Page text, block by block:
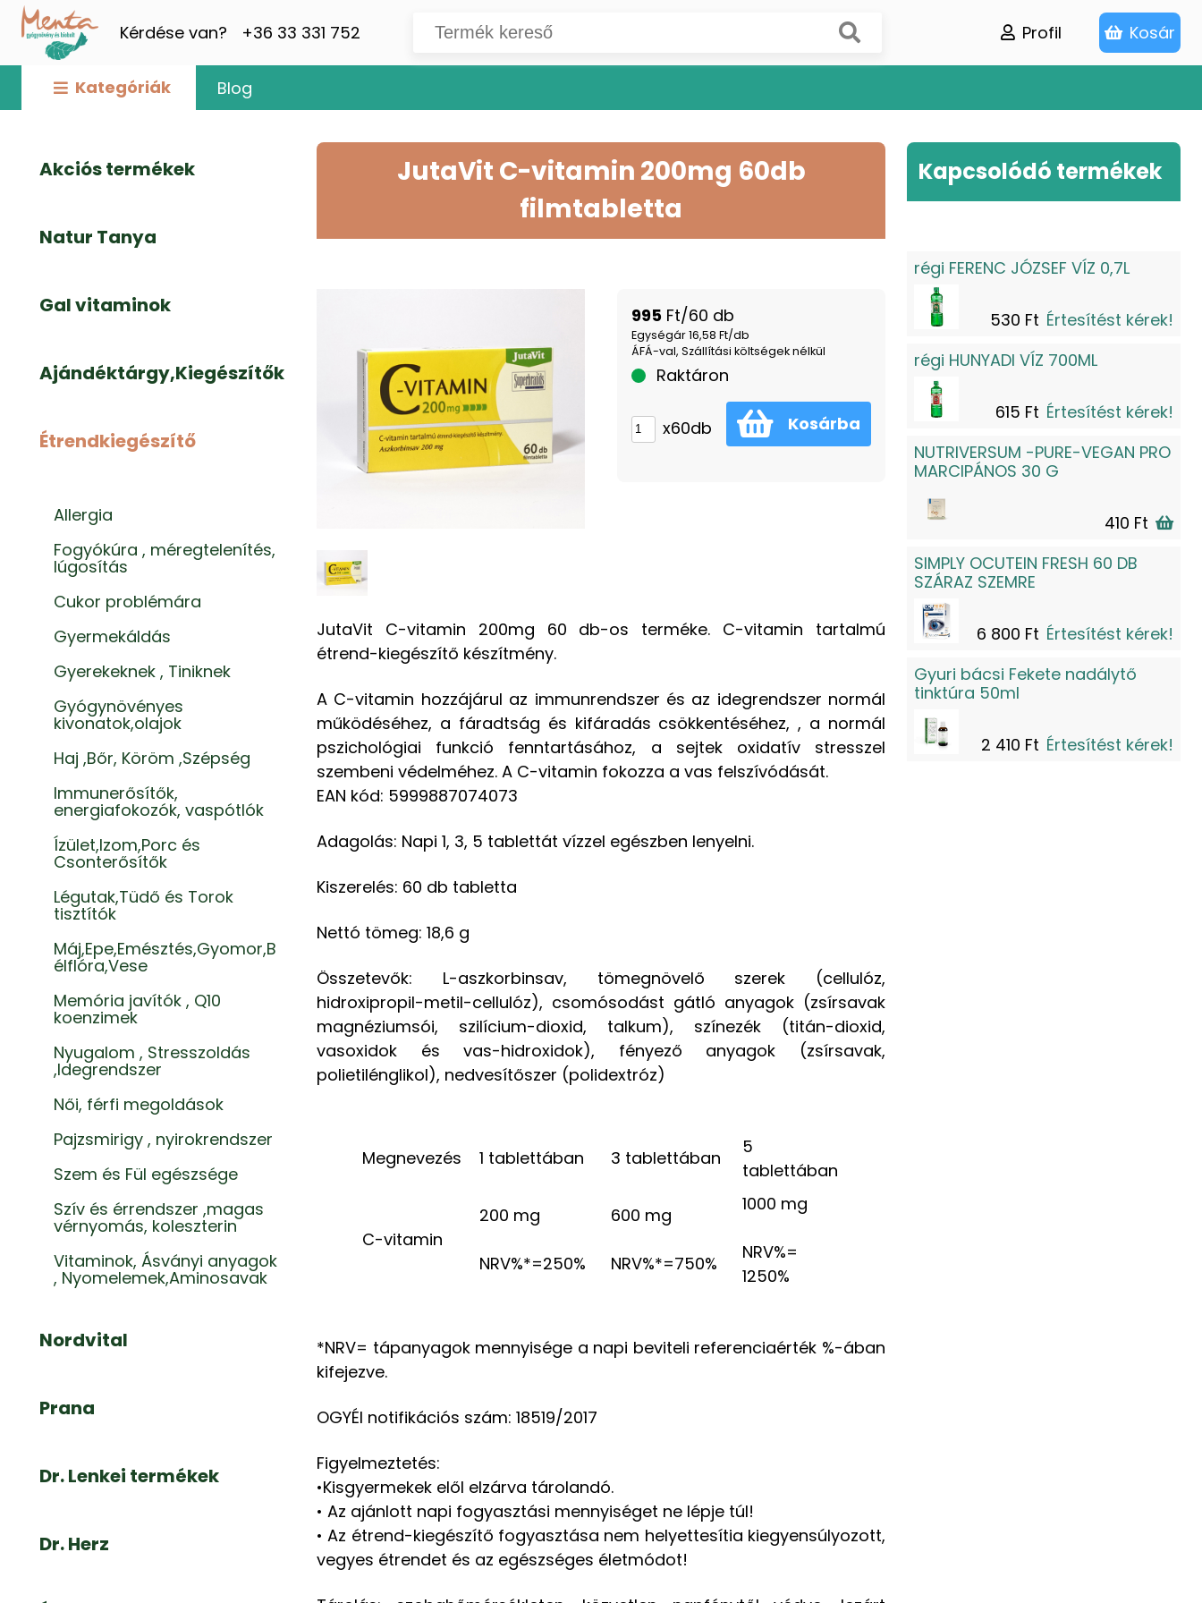
Kérdése van? +36 33 331 752 Profil Kosár
Kategóriák Blog
Akciós termékek
Natur Tanya
Gal vitaminok
Ajándéktárgy,Kiegészítők
Étrendkiegészítő
Allergia
Fogyókúra , méregtelenítés,
lúgosítás
Cukor problémára
Gyermekáldás
Gyerekeknek , Tiniknek
Gyógynövényes
kivonatok,olajok
Haj ,Bőr, Köröm ,Szépség
Immunerősítők,
energiafokozók, vaspótlók
Ízület,Izom,Porc és
Csonterősítők
Légutak,Tüdő és Torok
tisztítók
Máj,Epe,Emésztés,Gyomor,B
élflóra,Vese
Memória javítók , Q10
koenzimek
Nyugalom , Stresszoldás
,Idegrendszer
Női, férfi megoldások
Pajzsmirigy , nyirokrendszer
Szem és Fül egészsége
Szív és érrendszer ,magas
vérnyomás, koleszterin
Vitaminok, Ásványi anyagok
, Nyomelemek,Aminosavak
Nordvital
Prana
Dr. Lenkei termékek
Dr. Herz
JutaVit C-vitamin 200mg 60db
filmtabletta
995 Ft/60 db
Egységár 16,58 Ft/db
ÁFÁ-val, Szállítási költségek nélkül
Raktáron
x60db Kosárba
JutaVit C-vitamin 200mg 60 db-os terméke. C-vitamin tartalmú
étrend-kiegészítő készítmény.
A C-vitamin hozzájárul az immunrendszer és az idegrendszer normál
működéséhez, a fáradtság és kifáradás csökkentéséhez, , a normál
pszichológiai funkció fenntartásához, a sejtek oxidatív stresszel
szembeni védelméhez. A C-vitamin fokozza a vas felszívódását.
EAN kód: 5999887074073
Adagolás: Napi 1, 3, 5 tablettát vízzel egészben lenyelni.
Kiszerelés: 60 db tabletta
Nettó tömeg: 18,6 g
Összetevők: L-aszkorbinsav, tömegnövelő szerek (cellulóz,
hidroxipropil-metil-cellulóz), csomósodást gátló anyagok (zsírsavak
magnéziumsói, szilícium-dioxid, talkum), színezék (titán-dioxid,
vasoxidok és vas-hidroxidok), fényező anyagok (zsírsavak,
polietilénglikol), nedvesítőszer (polidextróz)
Megnevezés 1 tablettában 3 tablettában
5
tablettában
C-vitamin
200 mg
NRV%*=250%
600 mg
NRV%*=750%
1000 mg
NRV%=
1250%
*NRV= tápanyagok mennyisége a napi beviteli referenciaérték %-ában
kifejezve.
OGYÉI notifikációs szám: 18519/2017
Figyelmeztetés:
•Kisgyermekek elől elzárva tárolandó.
• Az ajánlott napi fogyasztási mennyiséget ne lépje túl!
• Az étrend-kiegészítő fogyasztása nem helyettesítia kiegyensúlyozott,
vegyes étrendet és az egészséges életmódot!
Kapcsolódó termékek
régi FERENC JÓZSEF VÍZ 0,7L
530 Ft Értesítést kérek!
régi HUNYADI VÍZ 700ML
615 Ft Értesítést kérek!
NUTRIVERSUM -PURE-VEGAN PRO
MARCIPÁNOS 30 G
410 Ft
SIMPLY OCUTEIN FRESH 60 DB
SZÁRAZ SZEMRE
6 800 Ft Értesítést kérek!
Gyuri bácsi Fekete nadálytő
tinktúra 50ml
2 410 Ft Értesítést kérek!